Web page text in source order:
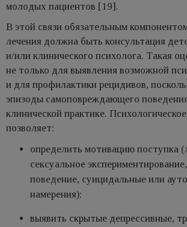
молодых пациентов [19].
В этой связи обязательным
лечения должна быть консультация
и/или клинического психолога. Такая
не только для выявления возможной
и для профилактики рецидивов,
эпизоды самоповреждающего
клинической практике.
позволяет:
определить мотивацию поступка
сексуальное
поведение, суицидальные или
намерения);
выявить скрытые депрессивные,